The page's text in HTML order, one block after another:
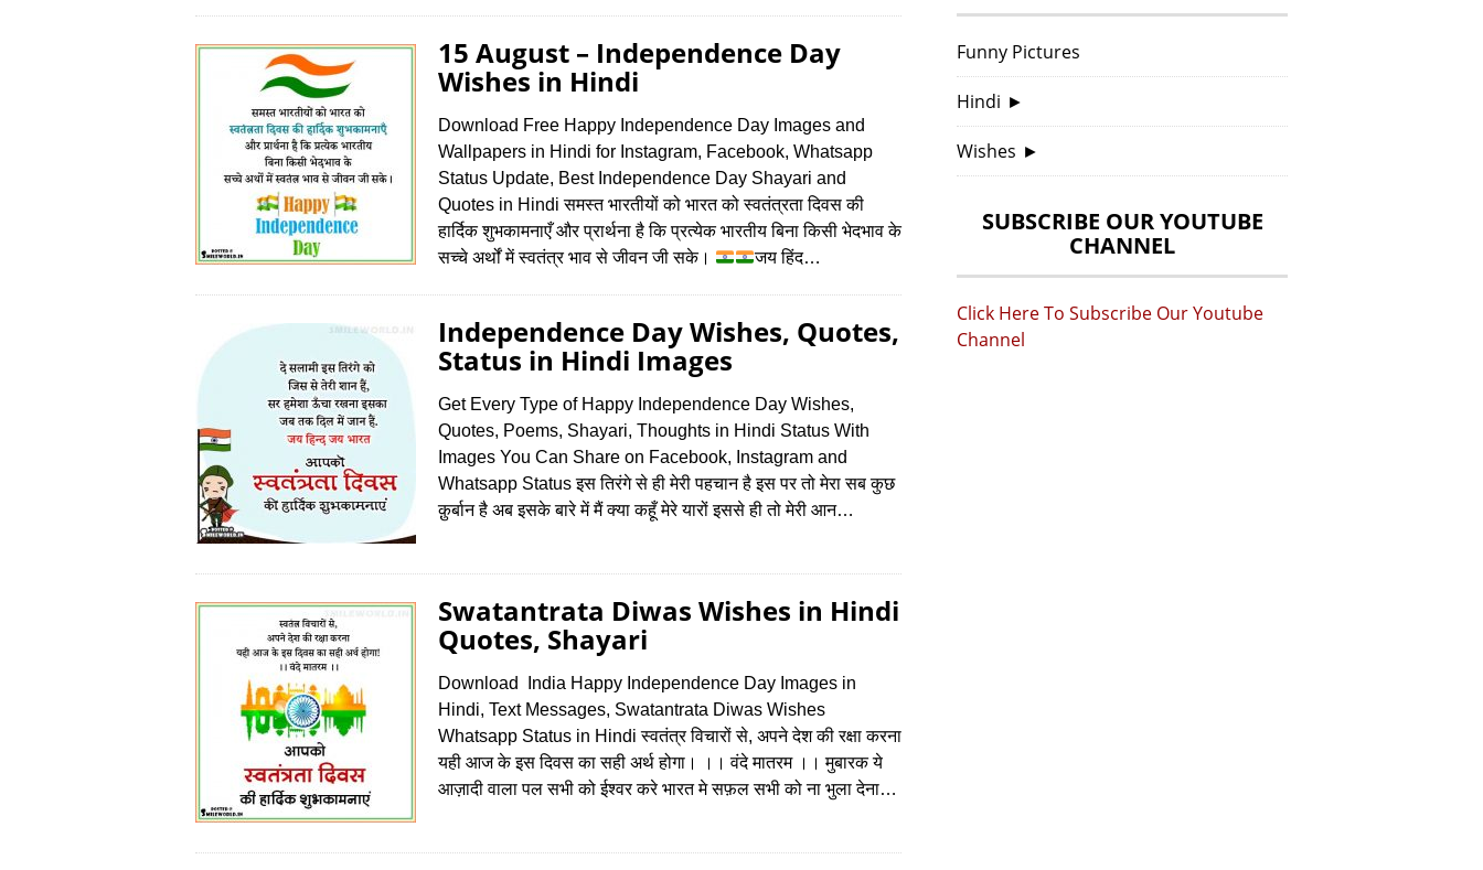
15 August – Independence Day
Wishes in Hindi
Download Free Happy Independence Day Images and
Wallpapers in Hindi for Instagram, Facebook, Whatsapp
Status Update, Best Independence Day Shayari and
Quotes in Hindi समस्त भारतीयों को भारत को स्वतंत्रता दिवस की
हार्दिक शुभकामनाएँ और प्रार्थना है कि प्रत्येक भारतीय बिना किसी भेदभाव के
सच्चे अर्थों में स्वतंत्र भाव से जीवन जी सके।
जय हिंद…
Independence Day Wishes, Quotes,
Status in Hindi Images
Get Every Type of Happy Independence Day Wishes,
Quotes, Poems, Shayari, Thoughts in Hindi Status With
Images You Can Share on Facebook, Instagram and
Whatsapp Status इस तिरंगे से ही मेरी पहचान है इस पर तो मेरा सब कुछ
क़ुर्बान है अब इसके बारे में मैं क्या कहूँ मेरे यारों इससे ही तो मेरी आन…
Swatantrata Diwas Wishes in Hindi
Quotes, Shayari
Download India Happy Independence Day Images in
Hindi, Text Messages, Swatantrata Diwas Wishes
Whatsapp Status in Hindi स्वतंत्र विचारों से, अपने देश की रक्षा करना
यही आज के इस दिवस का सही अर्थ होगा। ।। वंदे मातरम ।। मुबारक ये
आज़ादी वाला पल सभी को ईश्वर करे भारत मे सफ़ल सभी को ना भुला देना…
Funny Pictures
Hindi ►
Wishes ►
SUBSCRIBE OUR YOUTUBE
CHANNEL
Click Here To Subscribe Our Youtube
Channel